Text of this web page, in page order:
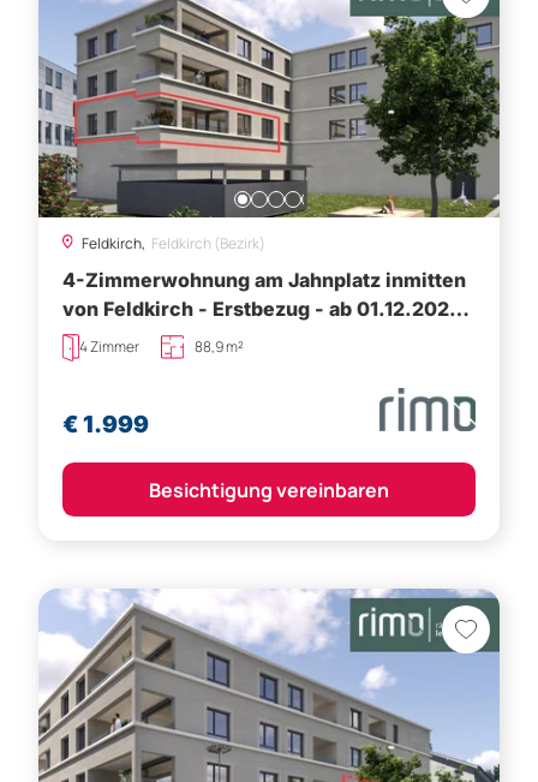
Feldkirch, Feldkirch (Bezirk)
4-Zimmerwohnung am Jahnplatz inmitten
von Feldkirch - Erstbezug - ab 01.12.2026
zu mieten - Top A1.1
4 Zimmer 88,9 m²
€ 1.999
Besichtigung vereinbaren